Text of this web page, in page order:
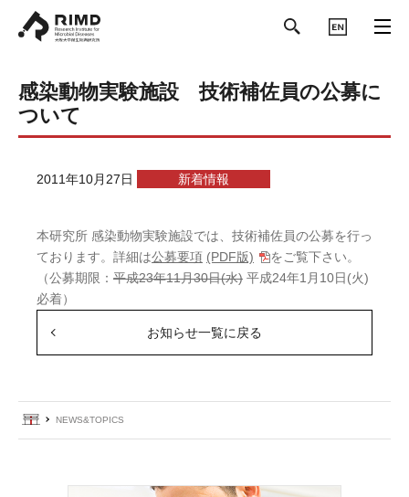
感染動物実験施設 技術補佐員の公募に
ついて
2011年10月27日 新着情報
本研究所 感染動物実験施設では、技術補佐員の公募を行っ
ております。詳細は公募要項 (PDF版)
をご覧下さい。
（公募期限： 平成23年11月30日(水) 平成24年1月10日(火)
必着）
お知らせ一覧に戻る
ホームNEWS&TOPICS